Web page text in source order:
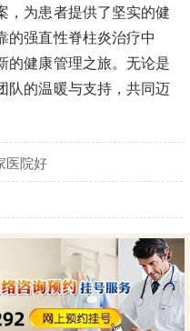
，为患者提供了坚实的健
的强直性脊柱炎治疗中
的健康管理之旅。无论是
队的温暖与支持，共同迈
医院好